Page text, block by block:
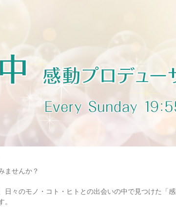
ませんか？
日々のモノ・コト・ヒトとの出会いの中で見つけた「